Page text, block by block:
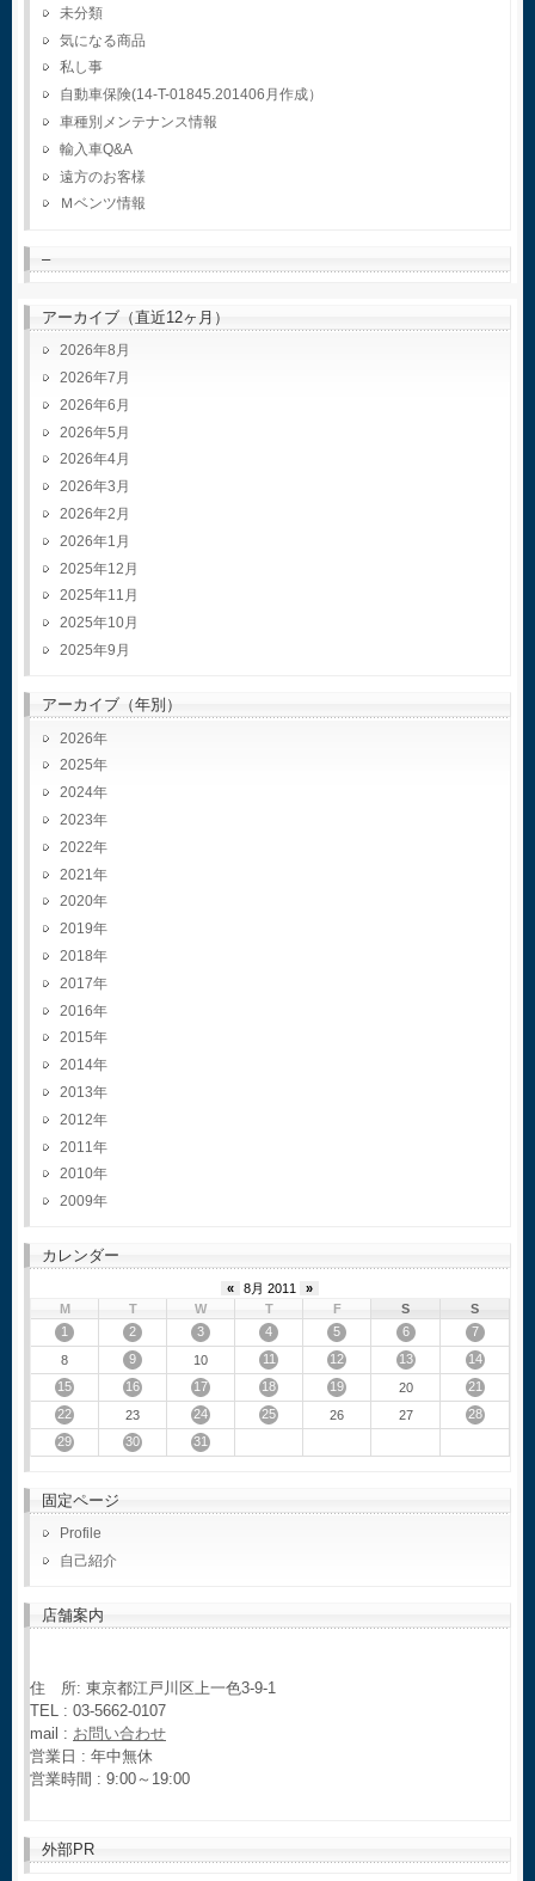
未分類
気になる商品
私し事
自動車保険(14-T-01845.201406月作成）
車種別メンテナンス情報
輸入車Q&A
遠方のお客様
Ｍベンツ情報
–
アーカイブ（直近12ヶ月）
2026年8月
2026年7月
2026年6月
2026年5月
2026年4月
2026年3月
2026年2月
2026年1月
2025年12月
2025年11月
2025年10月
2025年9月
アーカイブ（年別）
2026
2025
2024
2023
2022
2021
2020
2019
2018
2017
2016
2015
2014
2013
2012
2011
2010
2009
カレンダー
« 8月 2011
»
M
T W T F S
S
1
2 3 4 5 6
7
8
9 10 11 12 13
14
15
16 17 18 19 20
21
22
23 24 25 26 27
28
29
30 31
固定ページ
Profile
自己紹介
店舗案内
住 所: 東京都江戸川区上一色3-9-1
TEL : 03-5662-0107
mail : お問い合わせ
営業日 : 年中無休
営業時間 : 9:00～19:00
外部PR